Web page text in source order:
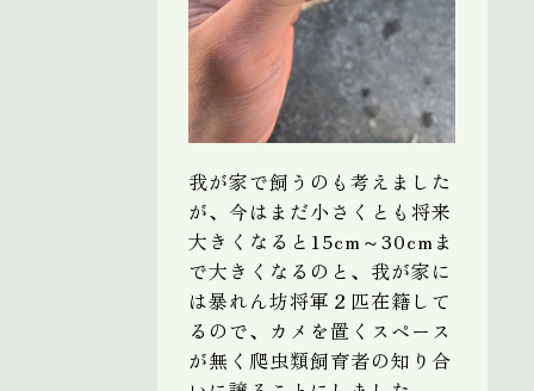
我が家で飼うのも考えました
が、今はまだ小さくとも将来
大きくなると15cm～30cmま
で大きくなるのと、我が家に
は暴れん坊将軍２匹在籍して
るので、カメを置くスペース
が無く爬虫類飼育者の知り合